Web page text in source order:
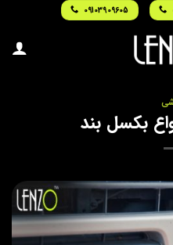
09103909605
بکسل بند